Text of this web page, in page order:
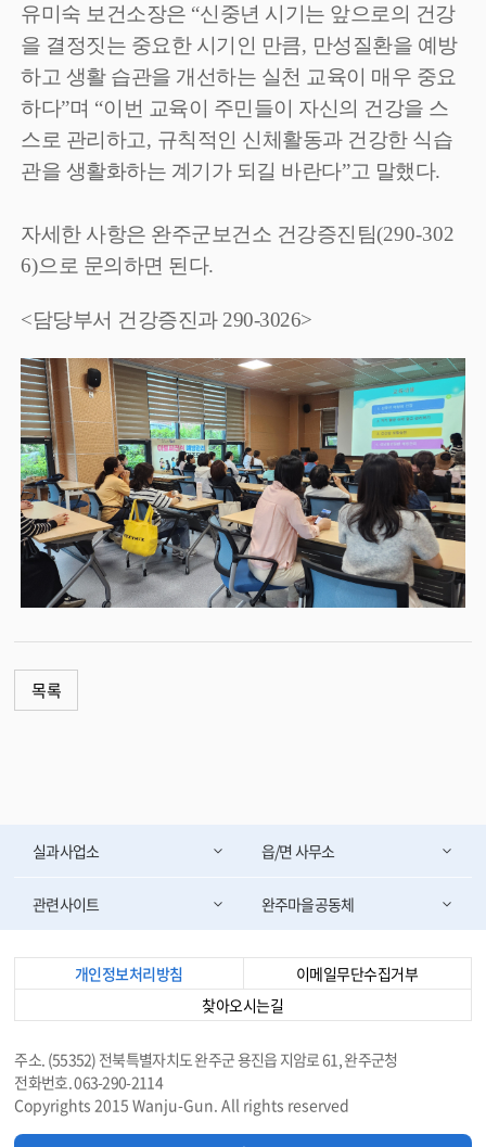
유미숙 보건소장은 “신중년 시기는 앞으로의 건강
을 결정짓는 중요한 시기인 만큼, 만성질환을 예방
하고 생활 습관을 개선하는 실천 교육이 매우 중요
하다”며 “이번 교육이 주민들이 자신의 건강을 스
스로 관리하고, 규칙적인 신체활동과 건강한 식습
관을 생활화하는 계기가 되길 바란다”고 말했다.
자세한 사항은 완주군보건소 건강증진팀(290-302
6)으로 문의하면 된다.
<담당부서 건강증진과 290-3026>
목록
실과사업소 읍/면 사무소
관련사이트 완주마을공동체
개인정보처리방침
이메일무단수집거부
찾아오시는길
주소. (55352) 전북특별자치도 완주군 용진읍 지암로 61, 완주군청
전화번호. 063-290-2114
Copyrights 2015 Wanju-Gun. All rights reserved